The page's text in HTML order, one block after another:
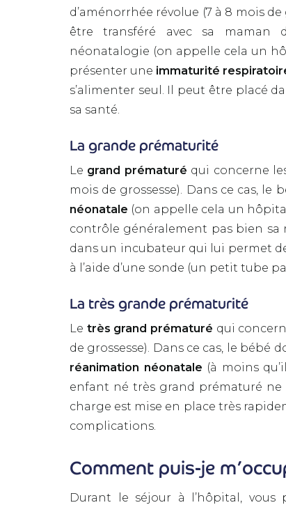
d’aménorrhée révolue (7 à 8 mois
être transféré avec sa
néonatalogie (on appelle cela un
présenter une immaturité
s’alimenter seul. Il peut être placé
sa santé.
La grande prématurité
Le grand prématuré qui concerne
mois de grossesse). Dans ce cas,
néonatale (on appelle cela un
contrôle généralement pas bien sa
dans un incubateur qui lui permet
à l’aide d’une sonde (un petit tube
La très grande prématurité
Le très grand prématuré qui
de grossesse). Dans ce cas, le
réanimation néonatale (à moins
enfant né très grand prématuré
charge est mise en place très
complications.
Comment puis-je
Durant le séjour à l’hôpital,